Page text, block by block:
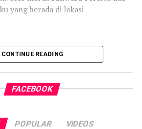
yang berada di lokasi
aktivitas PETI di wilayah
laporan itu, Tim Satreskrim
H. Turangan, S.H. bergerak cepat
CONTINUE READING
FACEBOOK
POPULAR VIDEOS